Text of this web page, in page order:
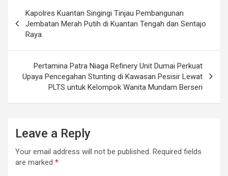
navigation
Kapolres Kuantan Singingi Tinjau Pembangunan
Jembatan Merah Putih di Kuantan Tengah dan Sentajo
Raya
Pertamina Patra Niaga Refinery Unit Dumai Perkuat
Upaya Pencegahan Stunting di Kawasan Pesisir Lewat
PLTS untuk Kelompok Wanita Mundam Berseri
Leave a Reply
Your email address will not be published. Required fields
are marked *